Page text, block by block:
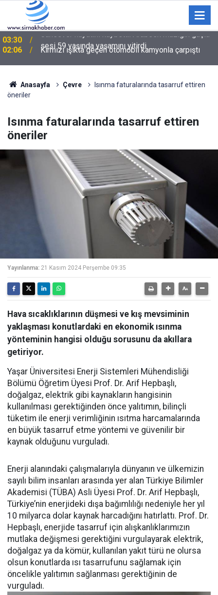
02:06 Kırmızı ışıkta geçen otomobil kamyonla çarpıştı
Anasayfa Çevre
Isınma faturalarında tasarruf ettiren
öneriler
Isınma faturalarında tasarruf ettiren
öneriler
Yayınlanma: 21 Kasım 2024 Perşembe 09:35
Hava sıcaklıklarının düşmesi ve kış mevsiminin
yaklaşması konutlardaki en ekonomik ısınma
yönteminin hangisi olduğu sorusunu da akıllara
getiriyor.
Yaşar Üniversitesi Enerji Sistemleri Mühendisliği
Bölümü Öğretim Üyesi Prof. Dr. Arif Hepbaşlı,
doğalgaz, elektrik gibi kaynakların hangisinin
kullanılması gerektiğinden önce yalıtımın, bilinçli
tüketim ile enerji verimliğinin ısıtma harcamalarında
en büyük tasarruf etme yöntemi ve güvenilir bir
kaynak olduğunu vurguladı.
Enerji alanındaki çalışmalarıyla dünyanın ve ülkemizin
sayılı bilim insanları arasında yer alan Türkiye Bilimler
Akademisi (TÜBA) Asli Üyesi Prof. Dr. Arif Hepbaşlı,
Türkiye’nin enerjideki dışa bağımlılığı nedeniyle her yıl
10 milyarca dolar kaynak harcadığını hatırlattı. Prof. Dr.
Hepbaşlı, enerjide tasarruf için alışkanlıklarımızın
mutlaka değişmesi gerektiğini vurgulayarak elektrik,
doğalgaz ya da kömür, kullanılan yakıt türü ne olursa
olsun konutlarda ısı tasarrufunu sağlamak için
öncelikle yalıtımın sağlanması gerektiğinin de
vurguladı.